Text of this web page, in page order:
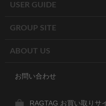
USER GUIDE
GROUP SITE
ABOUT US
お問い合わせ
RAGTAG お買い取りサ